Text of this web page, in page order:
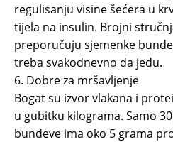
regulisanju visine šećera u
tijela na insulin. Brojni
preporučuju sjemenke
treba svakodnevno da jedu.
6. Dobre za mršavljenje
Bogat su izvor vlakana i
u gubitku kilograma. Samo
bundeve ima oko 5 grama